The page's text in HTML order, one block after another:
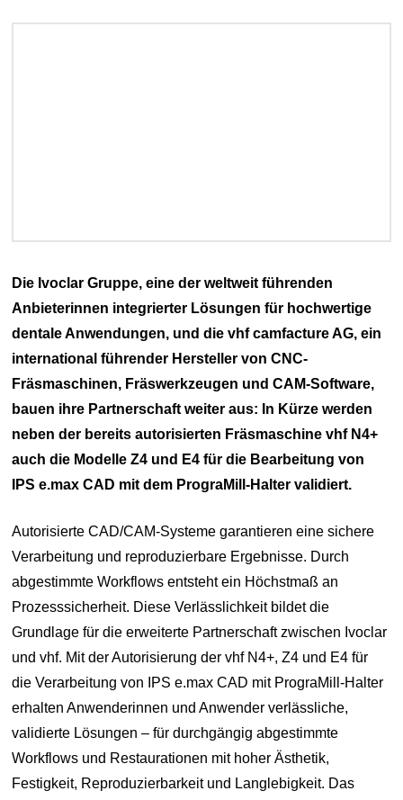
Die Ivoclar Gruppe, eine der weltweit führenden
Anbieterinnen integrierter Lösungen für hochwertige
dentale Anwendungen, und die vhf camfacture AG, ein
international führender Hersteller von CNC-
Fräsmaschinen, Fräswerkzeugen und CAM-Software,
bauen ihre Partnerschaft weiter aus: In Kürze werden
neben der bereits autorisierten Fräsmaschine vhf N4+
auch die Modelle Z4 und E4 für die Bearbeitung von
IPS e.max CAD mit dem PrograMill-Halter validiert.
Autorisierte CAD/CAM-Systeme garantieren eine sichere
Verarbeitung und reproduzierbare Ergebnisse. Durch
abgestimmte Workflows entsteht ein Höchstmaß an
Prozesssicherheit. Diese Verlässlichkeit bildet die
Grundlage für die erweiterte Partnerschaft zwischen Ivoclar
und vhf. Mit der Autorisierung der vhf N4+, Z4 und E4 für
die Verarbeitung von IPS e.max CAD mit PrograMill-Halter
erhalten Anwenderinnen und Anwender verlässliche,
validierte Lösungen – für durchgängig abgestimmte
Workflows und Restaurationen mit hoher Ästhetik,
Festigkeit, Reproduzierbarkeit und Langlebigkeit. Das